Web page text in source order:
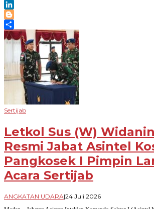
Print
LinkedIn
Blogger
Share
Sertijab
Letkol Sus (W)
Resmi Jabat Asintel
Pangkosek I Pimpin
Acara Sertijab
ANGKATAN UDARA|24 Juli 2026oleh